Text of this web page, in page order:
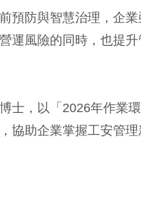
預防與智慧治理，企
運風險的同時，也提
士，以「2026年作業
助企業掌握工安管理